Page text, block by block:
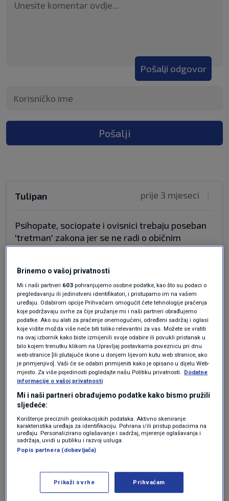
Pošalji odgovor
Pošalji
prije 3 mjeseci
Tulipan
Psihopate, sociopate i ovisnici trebaju poseban
'tretman' zakona jer se ne radi o običnim
kriminalcima, neće se nikad nasititi zlostavljanja
treba skrenuti pažnju i na mučenje i ubijanje
životinja jer ako netko može zlostavljati psa ili
mačku, napravit će to i čovjeku. Njima treba
fiksna meta za zlostavljanje. U ovom slučaju
vjerojatno postoji i psihijatrijsko vještačenje koje
je zanemareno. Nekad davno, kriminalistika je
učila da se zločinci rađaju...Kad se stavlja pod
trpih zlouporaba droga, da li ti koji olako preko
toga prelaze potpisuju i zločine koji postaju
rezultat induciranih bolesti i poremećaja kao što
su paranoja i paranoidna shizofrenija kojoj može
biti okidač npr. kanabis? Možda je cijelo društvo
ako ga ima postalo ovisno o zlu pa više ne
primjećuje abnormalnosti? U koliko je slučajeva
ne samo nemar nego i korupcija u banalnim
nagovijestilo i dovelo do tragedije?
Brinemo o vašoj privatnosti
Mi i naši partneri 603 pohranjujemo osobne podatke, kao što su podaci o
pregledavanju ili jedinstveni identifikatori, i pristupamo im na vašem
uređaju. Odabirom opcije Prihvaćam omogućit ćete tehnologije praćenja
koje podržavaju svrhe za čije pružanje mi i naši partneri obrađujemo
podatke. Ako su alati za praćenje onemogućeni, određeni sadržaj i oglasi
koje vidite možda više neće biti toliko relevantni za vas. Možete se vratiti
na ovaj izbornik kako biste izmijenili svoje odabire ili povukli pristanak u
bilo kojem trenutku klikom na Upravljaj postavkama poveznicu pri dnu
web-stranice [ili plutajuće ikone u donjem lijevom kutu web stranice, ako
je primjenjivo]. Vaši će se odabiri primijeniti kako je opisano u dijelu Web-
mjesto. Za više pojedinosti pogledajte našu Politiku privatnosti. Dodatne
informacije o vašoj privatnosti
Mi i naši partneri obrađujemo podatke kako bismo pružili
sljedeće:
Korištenje preciznih geolokacijskih podataka. Aktivno skeniranje
karakteristika uređaja za identifikaciju. Pohrana i/ili pristup podacima na
uređaju. Personalizirano oglašavanje i sadržaj, mjerenje oglašavanja i
sadržaja, uvidi u publiku i razvoj usluga.
Popis partnera (dobavljača)
Prikaži svrhe Prihvaćam